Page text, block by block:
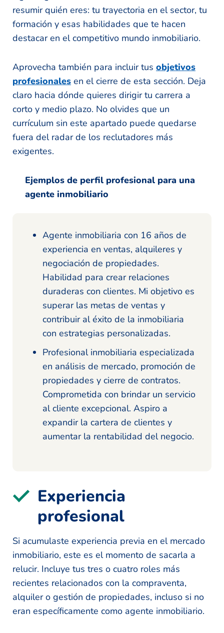
resumir quién eres: tu trayectoria en el sector, tu
formación y esas habilidades que te hacen
destacar en el competitivo mundo inmobiliario.
Aprovecha también para incluir tus objetivos
profesionales en el cierre de esta sección. Deja
claro hacia dónde quieres dirigir tu carrera a
corto y medio plazo. No olvides que un
currículum sin este apartado puede quedarse
fuera del radar de los reclutadores más
exigentes.
Ejemplos de perfil profesional para una
agente inmobiliario
Agente inmobiliaria con 16 años de
experiencia en ventas, alquileres y
negociación de propiedades.
Habilidad para crear relaciones
duraderas con clientes. Mi objetivo es
superar las metas de ventas y
contribuir al éxito de la inmobiliaria
con estrategias personalizadas.
Profesional inmobiliaria especializada
en análisis de mercado, promoción de
propiedades y cierre de contratos.
Comprometida con brindar un servicio
al cliente excepcional. Aspiro a
expandir la cartera de clientes y
aumentar la rentabilidad del negocio.
Experiencia
profesional
Si acumulaste experiencia previa en el mercado
inmobiliario, este es el momento de sacarla a
relucir. Incluye tus tres o cuatro roles más
recientes relacionados con la compraventa,
alquiler o gestión de propiedades, incluso si no
eran específicamente como agente inmobiliario.